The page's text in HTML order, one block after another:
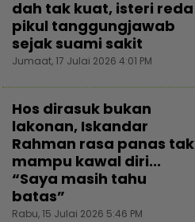
dah tak kuat, isteri reda
pikul tanggungjawab
sejak suami sakit
Jumaat, 17 Julai 2026 4:01 PM
Hos dirasuk bukan
lakonan, Iskandar
Rahman rasa panas tak
mampu kawal diri...
“Saya masih tahu
batas”
Rabu, 15 Julai 2026 5:46 PM